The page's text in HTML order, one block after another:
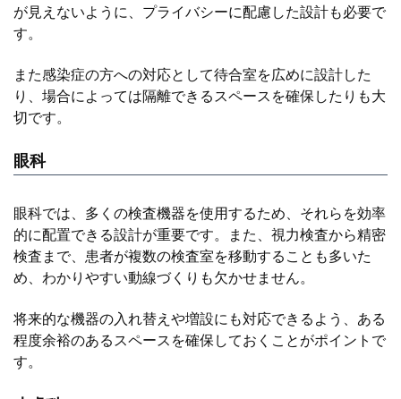
が見えないように、プライバシーに配慮した設計も必要で
す。
また感染症の方への対応として待合室を広めに設計した
り、場合によっては隔離できるスペースを確保したりも大
切です。
眼科
眼科では、多くの検査機器を使用するため、それらを効率
的に配置できる設計が重要です。また、視力検査から精密
検査まで、患者が複数の検査室を移動することも多いた
め、わかりやすい動線づくりも欠かせません。
将来的な機器の入れ替えや増設にも対応できるよう、ある
程度余裕のあるスペースを確保しておくことがポイントで
す。